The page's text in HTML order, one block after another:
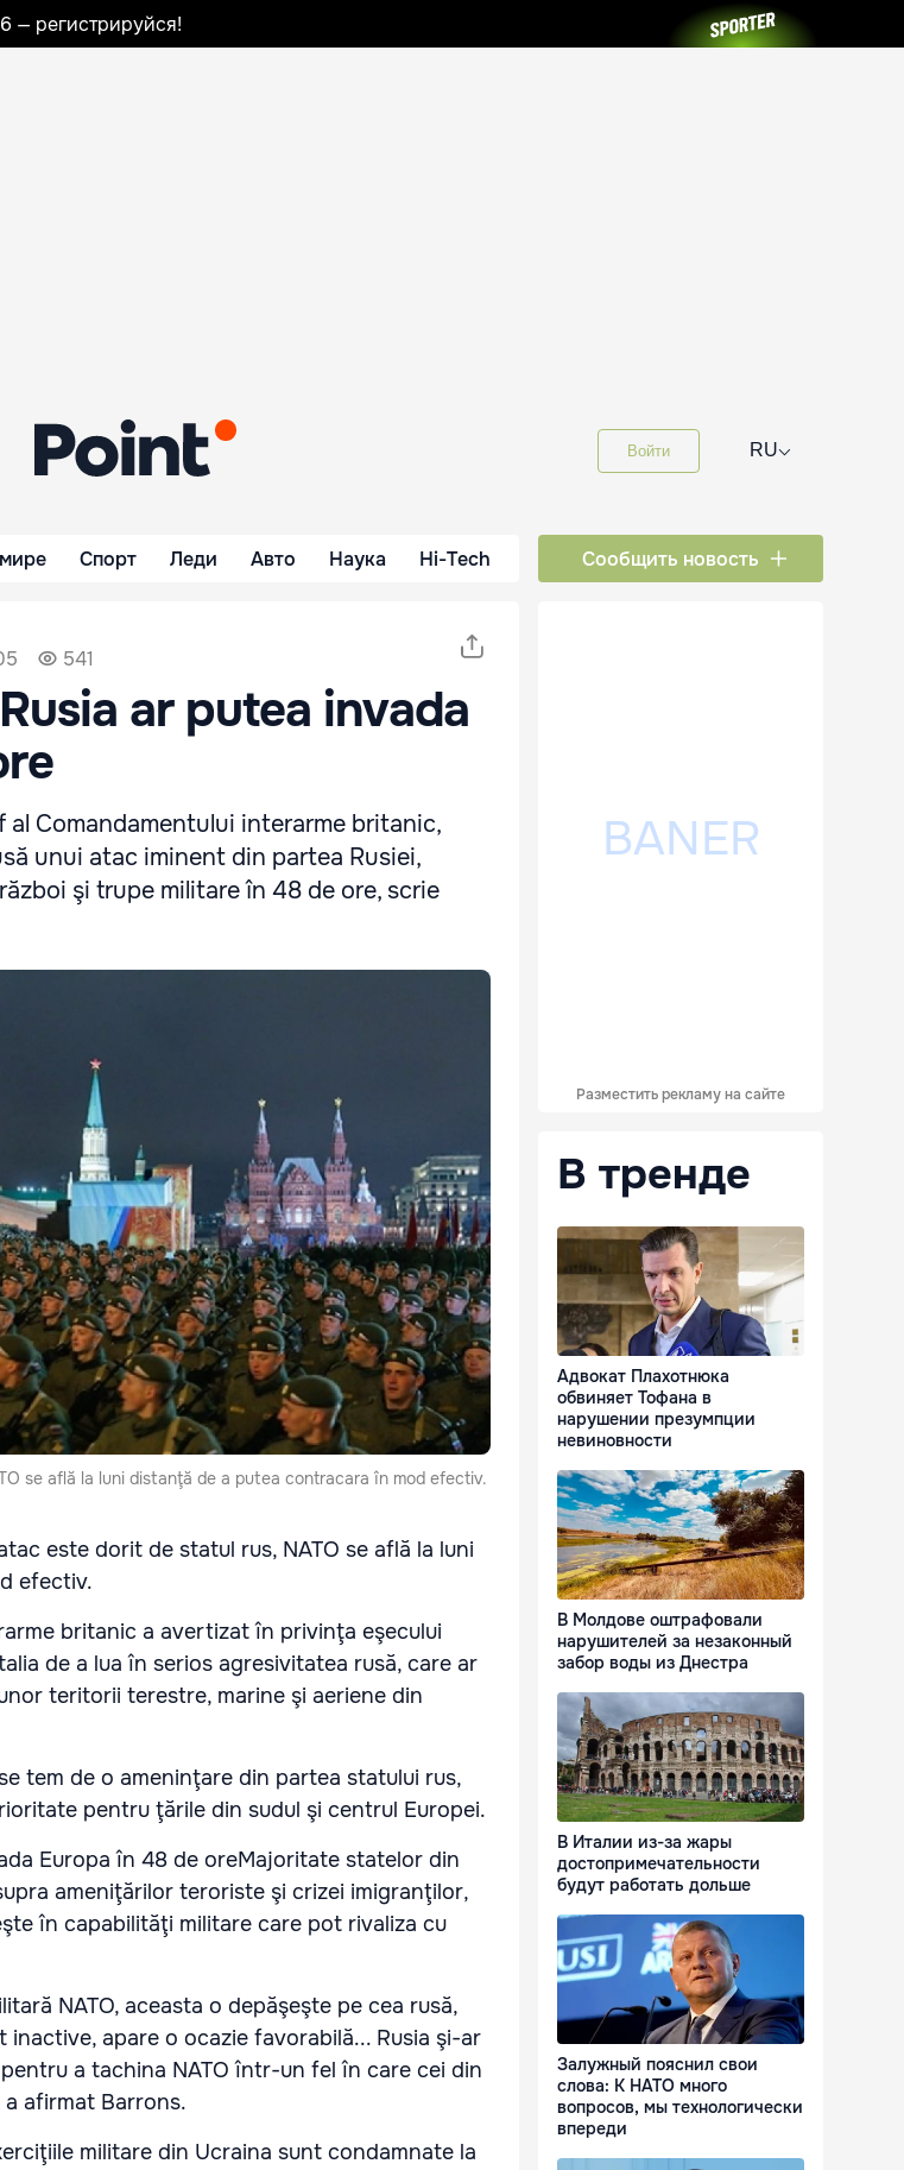
— регистрируйся!
Войти RU⌵
Спорт Леди Авто Наука Hi-Tech Сообщить новость
541
ar putea invada
al Comandamentului interarme britanic,
unui atac iminent din partea Rusiei,
şi trupe militare în 48 de ore, scrie
se află la luni distanţă de a putea contracara în mod efectiv.
este dorit de statul rus, NATO se află la luni
efectiv.
britanic a avertizat în privinţa eşecului
de a lua în serios agresivitatea rusă, care ar
teritorii terestre, marine şi aeriene din
tem de o ameninţare din partea statului rus,
pentru ţările din sudul şi centrul Europei.
Majoritate statelor din
ameniţărilor teroriste şi crizei imigranţilor,
în capabilităţi militare care pot rivaliza cu
NATO, aceasta o depăşeşte pe cea rusă,
apare o ocazie favorabilă... Rusia şi-ar
a tachina NATO într-un fel în care cei din
afirmat Barrons.
militare din Ucraina sunt condamnate la
Разместить рекламу на сайте
В тренде
Адвокат Плахотнюка
обвиняет Тофана в
нарушении презумпции
невиновности
В Молдове оштрафовали
нарушителей за незаконный
забор воды из Днестра
В Италии из-за жары
достопримечательности
будут работать дольше
Залужный пояснил свои
слова: К НАТО много
вопросов, мы технологически
впереди